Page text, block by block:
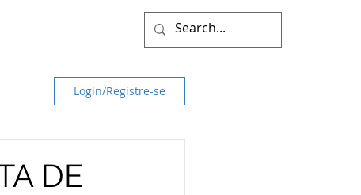
Login/Registre-se
DE